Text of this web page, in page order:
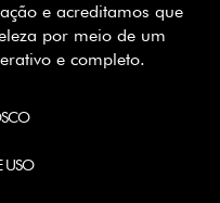
e acreditamos que
por meio de um
e completo.
USO